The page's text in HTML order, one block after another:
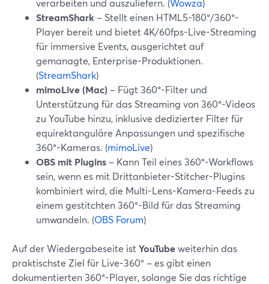
verarbeiten und auszuliefern. (Wowza)
StreamShark – Stellt einen HTML5-180°/360°-
Player bereit und bietet 4K/60fps-Live-Streaming
für immersive Events, ausgerichtet auf
gemanagte, Enterprise-Produktionen.
(StreamShark)
mimoLive (Mac) – Fügt 360°-Filter und
Unterstützung für das Streaming von 360°-Videos
zu YouTube hinzu, inklusive dedizierter Filter für
equirektanguläre Anpassungen und spezifische
360°-Kameras. (mimoLive)
OBS mit Plugins – Kann Teil eines 360°-Workflows
sein, wenn es mit Drittanbieter-Stitcher-Plugins
kombiniert wird, die Multi-Lens-Kamera-Feeds zu
einem gestitchten 360°-Bild für das Streaming
umwandeln. (OBS Forum)
Auf der Wiedergabeseite istYouTubeweiterhin das
praktischste Ziel für Live-360° – es gibt einen
dokumentierten 360°-Player, solange Sie das richtige